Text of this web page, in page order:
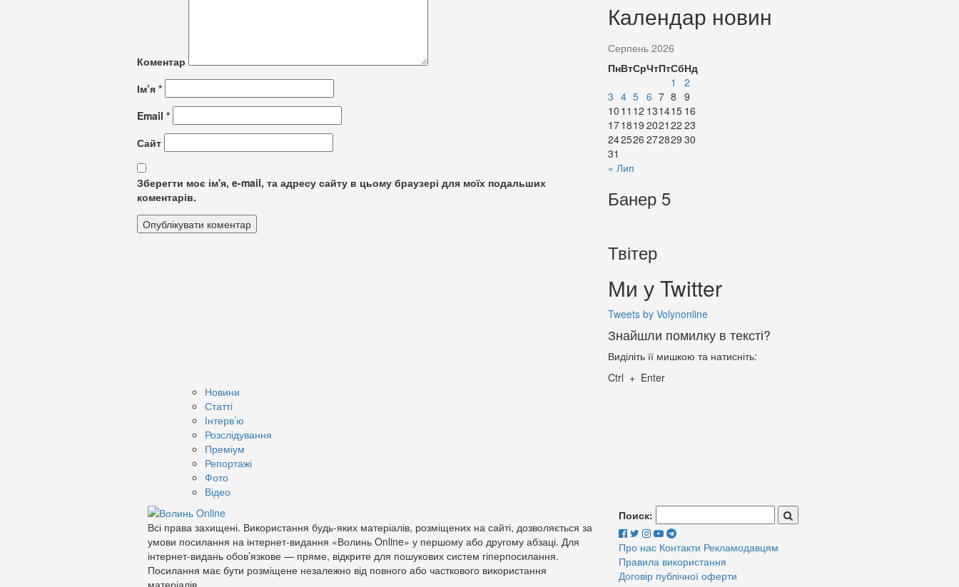
Коментар
Ім’я *
Email *
Сайт
Зберегти моє ім'я, e-mail, та адресу сайту в цьому браузері для моїх подальших
коментарів.
Календар новин
Серпень 2026
ПнВтСрЧтПтСбНд
1
2
3 4 5 6 7 8 9
10 11 12 131415 16
171819 2021 22 23
242526 272829 30
31
« Лип
Банер 5
Твітер
Ми у Twitter
Tweets by Volynonline
Знайшли помилку в тексті?
Виділіть її мишкою та натисніть:
Ctrl + Enter
Новини
Статті
Інтерв’ю
Розслідування
Преміум
Репортажі
Фото
Відео
Всі права захищені. Використання будь-яких матеріалів, розміщених на сайті, дозволяється за
умови посилання на інтернет-видання «Волинь Online» у першому або другому абзаці. Для
інтернет-видань обов’язкове — пряме, відкрите для пошукових систем гіперпосилання.
Посилання має бути розміщене незалежно від повного або часткового використання
Поиск:
Про нас Контакти Рекламодавцям
Правила використання
Договір публічної оферти